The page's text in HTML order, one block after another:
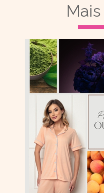
Mais